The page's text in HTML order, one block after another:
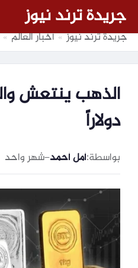
جريدة ترند نيوز
جريدة ترند نيوز » أخبار العالم »
دولاراً
بواسطة:أمل أحمد–شهر واحد